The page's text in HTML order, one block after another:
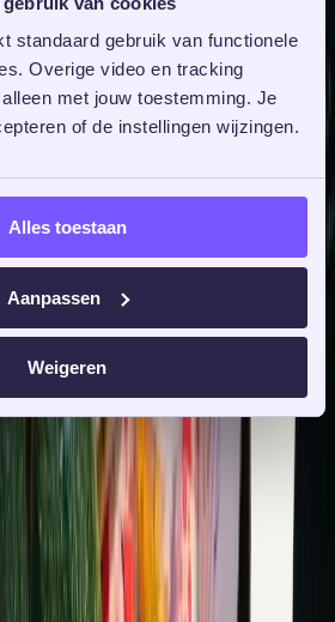
standaard gebruik van functionele
Overige video en tracking
met jouw toestemming. Je
of de instellingen wijzingen.
Alles toestaan
Aanpassen
Weigeren
Woudenberg